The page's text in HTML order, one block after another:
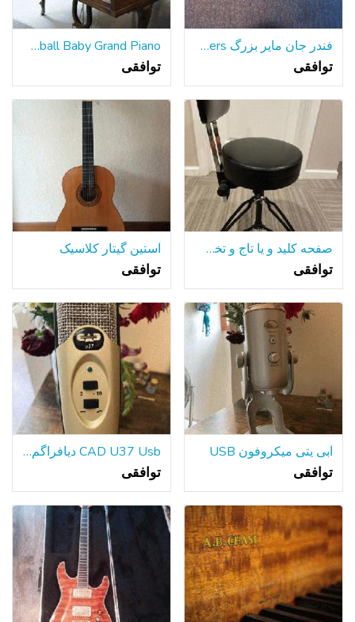
فندر جان مایر بزرگ Dippers
توافقی
Kimball Baby Grand Piano - حمل و نقل رایگان!
توافقی
صفحه کلید و یا تاج و تخت درام
توافقی
آستین گیتار کلاسیک
توافقی
آبی یتی میکروفون USB
توافقی
CAD U37 Usb دیافراگم بزرگ میکروفون کندانسور Cardioid w / سه پایه Sta
توافقی